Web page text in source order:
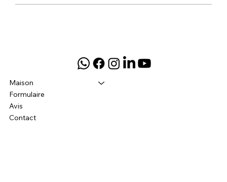
Maison
Formulaire
Avis
Contact